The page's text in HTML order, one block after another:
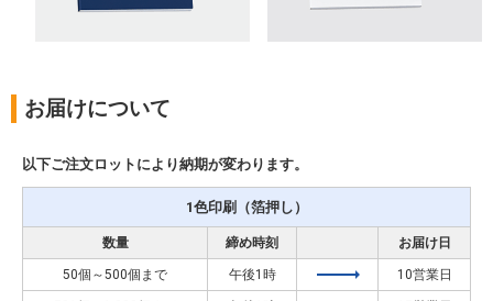
お届けについて
以下ご注文ロットにより納期が変わります。
1色印刷（箔押し）
数量 締め時刻 お届け日
50個～500個まで 午後1時 10営業日